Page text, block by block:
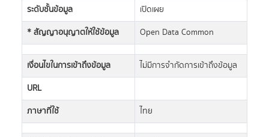
ระดับชั้นข้อมูล
เปิดเผย
* สัญญาอนุญาตให้ใช้ข้อมูล
Open Data Common
เงื่อนไขในการเข้าถึงข้อมูล
ไม่มีการจำกัดการเข้าถึงข้อมูล
URL
ภาษาที่ใช้
ไทย